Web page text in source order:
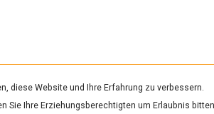
diese Website und Ihre Erfahrung zu verbessern.
Sie Ihre Erziehungsberechtigten um Erlaubnis